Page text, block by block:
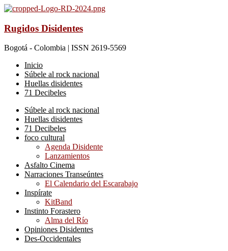
Rugidos Disidentes
Bogotá - Colombia | ISSN 2619-5569
Inicio
Súbele al rock nacional
Huellas disidentes
71 Decibeles
Súbele al rock nacional
Huellas disidentes
71 Decibeles
foco cultural
Agenda Disidente
Lanzamientos
Asfalto Cinema
Narraciones Transeúntes
El Calendario del Escarabajo
Inspírate
KitBand
Instinto Forastero
Alma del Río
Opiniones Disidentes
Des-Occidentales